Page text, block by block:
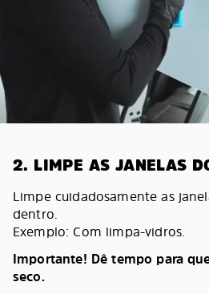
2. LIMPE AS JANELAS
Limpe cuidadosamente as
dentro.
Exemplo: Com limpa-vidros.
Importante! Dê tempo para
seco.